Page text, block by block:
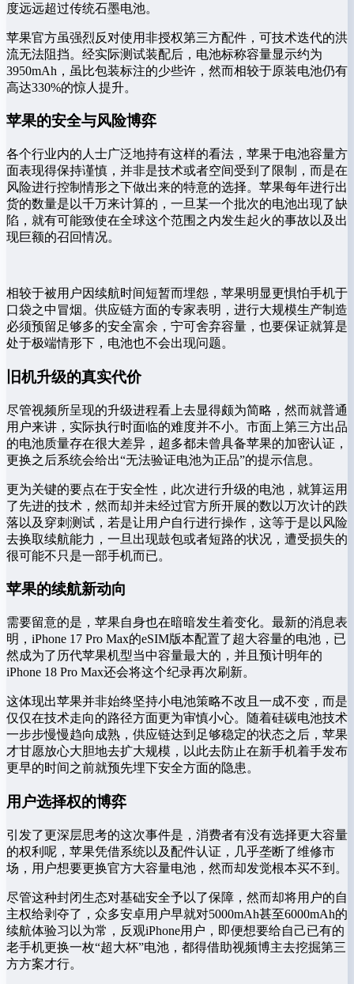
度远远超过传统石墨电池。
苹果官方虽强烈反对使用非授权第三方配件，可技术迭代的洪
流无法阻挡。经实际测试装配后，电池标称容量显示约为
3950mAh，虽比包装标注的少些许，然而相较于原装电池仍有
高达330%的惊人提升。
苹果的安全与风险博弈
各个行业内的人士广泛地持有这样的看法，苹果于电池容量方
面表现得保持谨慎，并非是技术或者空间受到了限制，而是在
风险进行控制情形之下做出来的特意的选择。苹果每年进行出
货的数量是以千万来计算的，一旦某一个批次的电池出现了缺
陷，就有可能致使在全球这个范围之内发生起火的事故以及出
现巨额的召回情况。
相较于被用户因续航时间短暂而埋怨，苹果明显更惧怕手机于
口袋之中冒烟。供应链方面的专家表明，进行大规模生产制造
必须预留足够多的安全富余，宁可舍弃容量，也要保证就算是
处于极端情形下，电池也不会出现问题。
旧机升级的真实代价
尽管视频所呈现的升级进程看上去显得颇为简略，然而就普通
用户来讲，实际执行时面临的难度并不小。市面上第三方出品
的电池质量存在很大差异，超多都未曾具备苹果的加密认证，
更换之后系统会给出“无法验证电池为正品”的提示信息。
更为关键的要点在于安全性，此次进行升级的电池，就算运用
了先进的技术，然而却并未经过官方所开展的数以万次计的跌
落以及穿刺测试，若是让用户自行进行操作，这等于是以风险
去换取续航能力，一旦出现鼓包或者短路的状况，遭受损失的
很可能不只是一部手机而已。
苹果的续航新动向
需要留意的是，苹果自身也在暗暗发生着变化。最新的消息表
明，iPhone 17 Pro Max的eSIM版本配置了超大容量的电池，已
然成为了历代苹果机型当中容量最大的，并且预计明年的
iPhone 18 Pro Max还会将这个纪录再次刷新。
这体现出苹果并非始终坚持小电池策略不改且一成不变，而是
仅仅在技术走向的路径方面更为审慎小心。随着硅碳电池技术
一步步慢慢趋向成熟，供应链达到足够稳定的状态之后，苹果
才甘愿放心大胆地去扩大规模，以此去防止在新手机着手发布
更早的时间之前就预先埋下安全方面的隐患。
用户选择权的博弈
引发了更深层思考的这次事件是，消费者有没有选择更大容量
的权利呢，苹果凭借系统以及配件认证，几乎垄断了维修市
场，用户想要更换官方大容量电池，然而却发觉根本买不到。
尽管这种封闭生态对基础安全予以了保障，然而却将用户的自
主权给剥夺了，众多安卓用户早就对5000mAh甚至6000mAh的
续航体验习以为常，反观iPhone用户，即便想要给自己已有的
老手机更换一枚“超大杯”电池，都得借助视频博主去挖掘第三
方方案才行。